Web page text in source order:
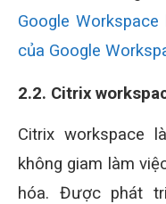
Google Workspace
của Google
2.2. Citrix
Citrix workspace
không giam làm
hóa. Được phát